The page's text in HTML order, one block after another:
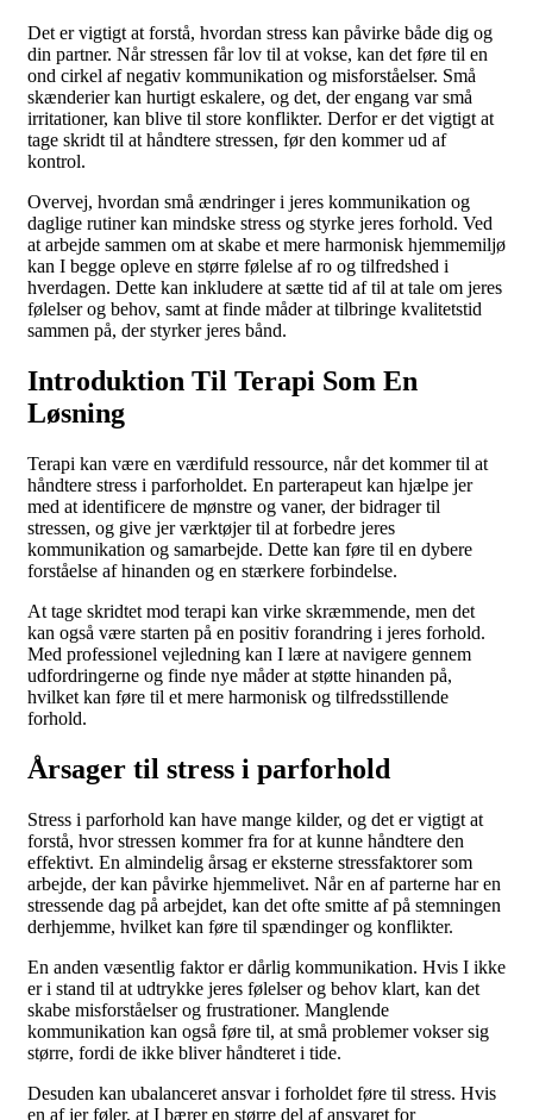
Det er vigtigt at forstå, hvordan stress kan påvirke både dig og
din partner. Når stressen får lov til at vokse, kan det føre til en
ond cirkel af negativ kommunikation og misforståelser. Små
skænderier kan hurtigt eskalere, og det, der engang var små
irritationer, kan blive til store konflikter. Derfor er det vigtigt at
tage skridt til at håndtere stressen, før den kommer ud af
kontrol.
Overvej, hvordan små ændringer i jeres kommunikation og
daglige rutiner kan mindske stress og styrke jeres forhold. Ved
at arbejde sammen om at skabe et mere harmonisk hjemmemiljø
kan I begge opleve en større følelse af ro og tilfredshed i
hverdagen. Dette kan inkludere at sætte tid af til at tale om jeres
følelser og behov, samt at finde måder at tilbringe kvalitetstid
sammen på, der styrker jeres bånd.
Introduktion Til Terapi Som En
Løsning
Terapi kan være en værdifuld ressource, når det kommer til at
håndtere stress i parforholdet. En parterapeut kan hjælpe jer
med at identificere de mønstre og vaner, der bidrager til
stressen, og give jer værktøjer til at forbedre jeres
kommunikation og samarbejde. Dette kan føre til en dybere
forståelse af hinanden og en stærkere forbindelse.
At tage skridtet mod terapi kan virke skræmmende, men det
kan også være starten på en positiv forandring i jeres forhold.
Med professionel vejledning kan I lære at navigere gennem
udfordringerne og finde nye måder at støtte hinanden på,
hvilket kan føre til et mere harmonisk og tilfredsstillende
forhold.
Årsager til stress i parforhold
Stress i parforhold kan have mange kilder, og det er vigtigt at
forstå, hvor stressen kommer fra for at kunne håndtere den
effektivt. En almindelig årsag er eksterne stressfaktorer som
arbejde, der kan påvirke hjemmelivet. Når en af parterne har en
stressende dag på arbejdet, kan det ofte smitte af på stemningen
derhjemme, hvilket kan føre til spændinger og konflikter.
En anden væsentlig faktor er dårlig kommunikation. Hvis I ikke
er i stand til at udtrykke jeres følelser og behov klart, kan det
skabe misforståelser og frustrationer. Manglende
kommunikation kan også føre til, at små problemer vokser sig
større, fordi de ikke bliver håndteret i tide.
Desuden kan ubalanceret ansvar i forholdet føre til stress. Hvis
en af jer føler, at I bærer en større del af ansvaret for